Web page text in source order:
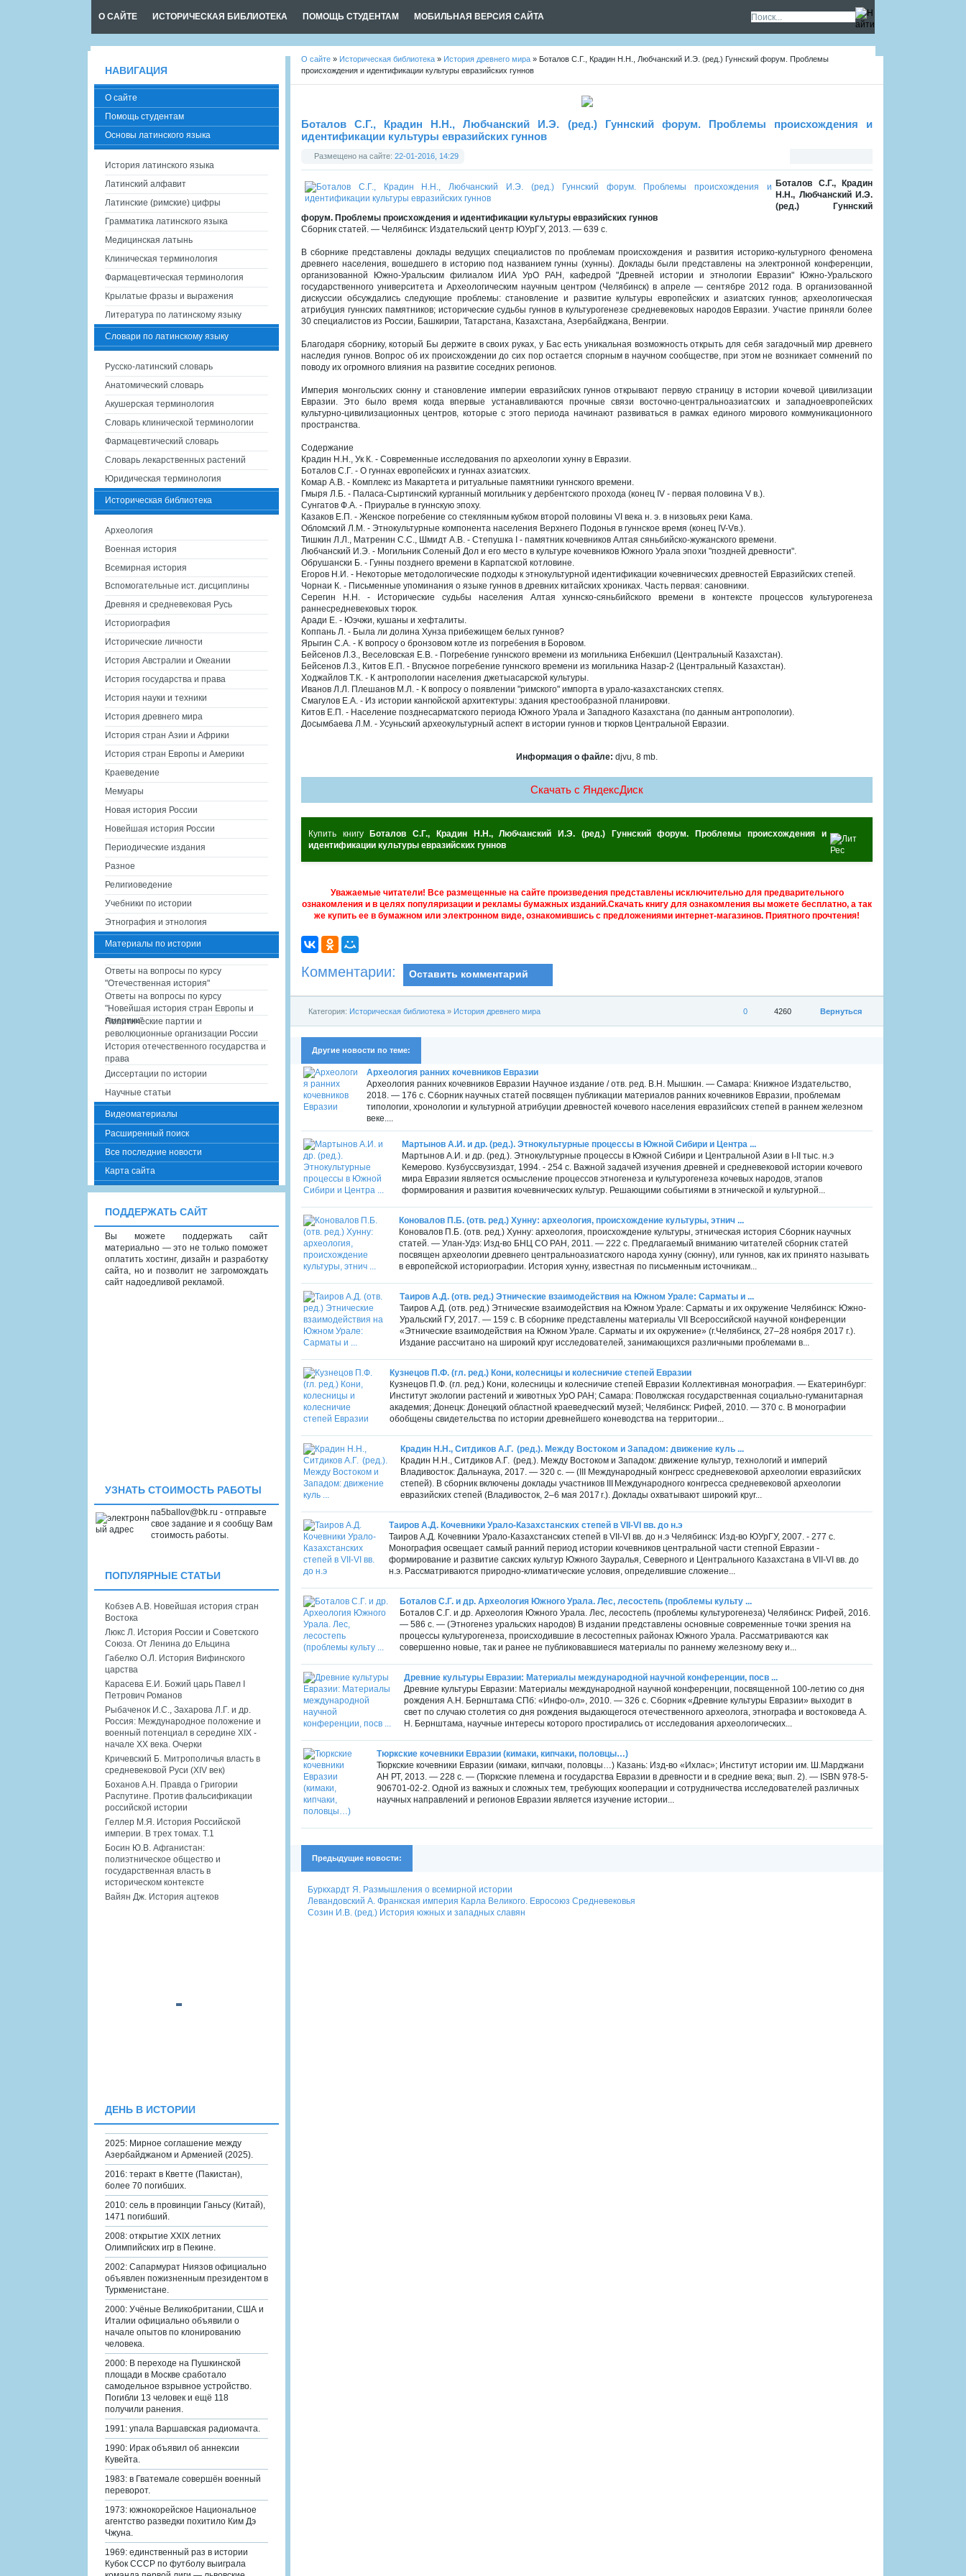
О САЙТЕ ИСТОРИЧЕСКАЯ БИБЛИОТЕКА ПОМОЩЬ СТУДЕНТАМ МОБИЛЬНАЯ ВЕРСИЯ САЙТА
О сайте » Историческая библиотека » История древнего мира » Боталов С.Г., Крадин Н.Н., Любчанский И.Э. (ред.) Гуннский форум. Проблемы
происхождения и идентификации культуры евразийских гуннов
Боталов С.Г., Крадин Н.Н., Любчанский И.Э. (ред.) Гуннский форум. Проблемы происхождения и
идентификации культуры евразийских гуннов
Размещено на сайте: 22-01-2016, 14:29
Боталов С.Г., Крадин
Н.Н., Любчанский И.Э.
(ред.) Гуннский
форум. Проблемы происхождения и идентификации культуры евразийских гуннов
Сборник статей. — Челябинск: Издательский центр ЮУрГУ, 2013. — 639 с.
В сборнике представлены доклады ведущих специалистов по проблемам происхождения и развития историко-культурного феномена
древнего населения, вошедшего в историю под названием гунны (хунны). Доклады были представлены на электронной конференции,
организованной Южно-Уральским филиалом ИИА УрО РАН, кафедрой "Древней истории и этнологии Евразии" Южно-Уральского
государственного университета и Археологическим научным центром (Челябинск) в апреле — сентябре 2012 года. В организованной
дискуссии обсуждались следующие проблемы: становление и развитие культуры европейских и азиатских гуннов; археологическая
атрибуция гуннских памятников; исторические судьбы гуннов в культурогенезе средневековых народов Евразии. Участие приняли более
30 специалистов из России, Башкирии, Татарстана, Казахстана, Азербайджана, Венгрии.
Благодаря сборнику, который Бы держите в своих руках, у Бас есть уникальная возможность открыть для себя загадочный мир древнего
наследия гуннов. Вопрос об их происхождении до сих пор остается спорным в научном сообществе, при этом не возникает сомнений по
поводу их огромного влияния на развитие соседних регионов.
Империя монгольских сюнну и становление империи евразийских гуннов открывают первую страницу в истории кочевой цивилизации
Евразии. Это было время когда впервые устанавливаются прочные связи восточно-центральноазиатских и западноевропейских
культурно-цивилизационных центров, которые с этого периода начинают развиваться в рамках единого мирового коммуникационного
пространства.
Содержание
Крадин Н.Н., Ук К. - Современные исследования по археологии хунну в Евразии.
Боталов С.Г. - О гуннах европейских и гуннах азиатских.
Комар А.В. - Комплекс из Макартета и ритуальные памятники гуннского времени.
Гмыря Л.Б. - Паласа-Сыртинский курганный могильник у дербентского прохода (конец IV - первая половина V в.).
Сунгатов Ф.А. - Приуралье в гуннскую эпоху.
Казаков Е.П. - Женское погребение со стеклянным кубком второй половины VI века н. э. в низовьях реки Кама.
Обломский Л.М. - Этнокультурные компонента населения Верхнего Подонья в гуннское время (конец IV-Vв.).
Тишкин Л.Л., Матренин С.С., Шмидт А.В. - Степушка I - памятник кочевников Алтая сяньбийско-жужанского времени.
Любчанский И.Э. - Могильник Соленый Дол и его место в культуре кочевников Южного Урала эпохи "поздней древности".
Обрушански Б. - Гунны позднего времени в Карпатской котловине.
Егоров Н.И. - Некоторые методологические подходы к этнокультурной идентификации кочевнических древностей Евразийских степей.
Чорнаи К. - Письменные упоминания о языке гуннов в древних китайских хрониках. Часть первая: сановники.
Серегин Н.Н. - Исторические судьбы населения Алтая хуннско-сяньбийского времени в контексте процессов культурогенеза
раннесредневековых тюрок.
Аради Е. - Юэчжи, кушаны и хефталиты.
Коппань Л. - Была ли долина Хунза прибежищем белых гуннов?
Ярыгин С.А. - К вопросу о бронзовом котле из погребения в Боровом.
Бейсенов Л.З., Веселовская Е.В. - Погребение гуннского времени из могильника Енбекшил (Центральный Казахстан).
Бейсенов Л.З., Китов Е.П. - Впускное погребение гуннского времени из могильника Назар-2 (Центральный Казахстан).
Ходжайлов Т.К. - К антропологии населения джетыасарской культуры.
Иванов Л.Л. Плешанов М.Л. - К вопросу о появлении "римского" импорта в урало-казахстанских степях.
Смагулов Е.А. - Из истории кангюйской архитектуры: здания крестообразной планировки.
Китов Е.П. - Население позднесарматского периода Южного Урала и Западного Казахстана (по данным антропологии).
Досымбаева Л.М. - Усуньский археокультурный аспект в истории гуннов и тюрков Центральной Евразии.
Информация о файле: djvu, 8 mb.
Скачать c ЯндексДиск
Купить книгуБоталов С.Г., Крадин Н.Н., Любчанский И.Э. (ред.) Гуннский форум. Проблемы происхождения и
идентификации культуры евразийских гуннов
Уважаемые читатели! Все размещенные на сайте произведения представлены исключительно для предварительного
ознакомления и в целях популяризации и рекламы бумажных изданий.Скачать книгу для ознакомления вы можете бесплатно, а так
же купить ее в бумажном или электронном виде, ознакомившись с предложениями интернет-магазинов. Приятного прочтения!
Комментарии: Оставить комментарий
Вернуться
4260
0
Категория: Историческая библиотека » История древнего мира
Другие новости по теме:
Археология ранних кочевников Евразии
Археология ранних кочевников Евразии Научное издание / отв. ред. В.Н. Мышкин. — Самара: Книжное Издательство,
2018. — 176 с. Сборник научных статей посвящен публикации материалов ранних кочевников Евразии, проблемам
типологии, хронологии и культурной атрибуции древностей кочевого населения евразийских степей в раннем железном
веке....
Мартынов А.И. и др. (ред.). Этнокультурные процессы в Южной Сибири и Центра ...
Мартынов А.И. и др. (ред.). Этнокультурные процессы в Южной Сибири и Центральной Азии в I-II тыс. н.э
Кемерово. Кузбуссвузиздат, 1994. - 254 с. Важной задачей изучения древней и средневековой истории кочевого
мира Евразии является осмысление процессов этногенеза и культурогенеза кочевых народов, этапов
формирования и развития кочевнических культур. Решающими событиями в этнической и культурной...
Коновалов П.Б. (отв. ред.) Хунну: археология, происхождение культуры, этнич ...
Коновалов П.Б. (отв. ред.) Хунну: археология, происхождение культуры, этническая история Сборник научных
статей. — Улан-Удэ: Изд-во БНЦ СО РАН, 2011. — 222 с. Предлагаемый вниманию читателей сборник статей
посвящен археологии древнего центральноазиатского народа хунну (сюнну), или гуннов, как их принято называть
в европейской историографии. История хунну, известная по письменным источникам...
Таиров А.Д. (отв. ред.) Этнические взаимодействия на Южном Урале: Сарматы и ...
Таиров А.Д. (отв. ред.) Этнические взаимодействия на Южном Урале: Сарматы и их окружение Челябинск: Южно-
Уральский ГУ, 2017. — 159 с. В сборнике представлены материалы VII Всероссийской научной конференции
«Этнические взаимодействия на Южном Урале. Сарматы и их окружение» (г.Челябинск, 27–28 ноября 2017 г.).
Издание рассчитано на широкий круг исследователей, занимающихся различными проблемами в...
Кузнецов П.Ф. (гл. ред.) Кони, колесницы и колесничие степей Евразии
Кузнецов П.Ф. (гл. ред.) Кони, колесницы и колесничие степей Евразии Коллективная монография. — Екатеринбург:
Институт экологии растений и животных УрО РАН; Самара: Поволжская государственная социально-гуманитарная
академия; Донецк: Донецкий областной краеведческий музей; Челябинск: Рифей, 2010. — 370 с. В монографии
обобщены свидетельства по истории древнейшего коневодства на территории...
Крадин Н.Н., Ситдиков А.Г. (ред.). Между Востоком и Западом: движение куль ...
Крадин Н.Н., Ситдиков А.Г. (ред.). Между Востоком и Западом: движение культур, технологий и империй
Владивосток: Дальнаука, 2017. — 320 с. — (III Международный конгресс средневековой археологии евразийских
степей). В сборник включены доклады участников III Международного конгресса средневековой археологии
евразийских степей (Владивосток, 2–6 мая 2017 г.). Доклады охватывают широкий круг...
Таиров А.Д. Кочевники Урало-Казахстанских степей в VII-VI вв. до н.э
Таиров А.Д. Кочевники Урало-Казахстанских степей в VII-VI вв. до н.э Челябинск: Изд-во ЮУрГУ, 2007. - 277 с.
Монография освещает самый ранний период истории кочевников центральной части степной Евразии -
формирование и развитие сакских культур Южного Зауралья, Северного и Центрального Казахстана в VII-VI вв. до
н.э. Рассматриваются природно-климатические условия, определившие сложение...
Боталов С.Г. и др. Археология Южного Урала. Лес, лесостепь (проблемы культу ...
Боталов С.Г. и др. Археология Южного Урала. Лес, лесостепь (проблемы культурогенеза) Челябинск: Рифей, 2016.
— 586 с. — (Этногенез уральских народов) В издании представлены основные современные точки зрения на
процессы культурогенеза, происходившие в лесостепных районах Южного Урала. Рассматриваются как
совершенно новые, так и ранее не публиковавшиеся материалы по раннему железному веку и...
Древние культуры Евразии: Материалы международной научной конференции, посв ...
Древние культуры Евразии: Материалы международной научной конференции, посвященной 100-летию со дня
рождения А.Н. Бернштама CПб: «Инфо-ол», 2010. — 326 с. Сборник «Древние культуры Евразии» выходит в
свет по случаю столетия со дня рождения выдающегося отечественного археолога, этнографа и востоковеда А.
Н. Бернштама, научные интересы которого простирались от исследования археологических...
Тюркские кочевники Евразии (кимаки, кипчаки, половцы…)
Тюркские кочевники Евразии (кимаки, кипчаки, половцы…) Казань: Изд-во «Ихлас»; Институт истории им. Ш.Марджани
АН РТ, 2013. — 228 с. — (Тюркские племена и государства Евразии в древности и в средние века; вып. 2). — ISBN 978-5-
906701-02-2. Одной из важных и сложных тем, требующих кооперации и сотрудничества исследователей различных
научных направлений и регионов Евразии является изучение истории...
Предыдущие новости:
Буркхардт Я. Размышления о всемирной истории
Левандовский А. Франкская империя Карла Великого. Евросоюз Средневековья
Созин И.В. (ред.) История южных и западных славян
НАВИГАЦИЯ
О сайте
Помощь студентам
Основы латинского языка
История латинского языка
Латинский алфавит
Латинские (римские) цифры
Грамматика латинского языка
Медицинская латынь
Клиническая терминология
Фармацевтическая терминология
Крылатые фразы и выражения
Литература по латинскому языку
Словари по латинскому языку
Русско-латинский словарь
Анатомический словарь
Акушерская терминология
Словарь клинической терминологии
Фармацевтический словарь
Словарь лекарственных растений
Юридическая терминология
Историческая библиотека
Археология
Военная история
Всемирная история
Вспомогательные ист. дисциплины
Древняя и средневековая Русь
Историография
Исторические личности
История Австралии и Океании
История государства и права
История науки и техники
История древнего мира
История стран Азии и Африки
История стран Европы и Америки
Краеведение
Мемуары
Новая история России
Новейшая история России
Периодические издания
Разное
Религиоведение
Учебники по истории
Этнография и этнология
Материалы по истории
Ответы на вопросы по курсу
"Отечественная история"
Ответы на вопросы по курсу
"Новейшая история стран Европы и
Америки"
Политические партии и
революционные организации России
История отечественного государства и
права
Диссертации по истории
Научные статьи
Видеоматериалы
Расширенный поиск
Все последние новости
Карта сайта
ПОДДЕРЖАТЬ САЙТ
Вы можете поддержать сайт
материально — это не только поможет
оплатить хостинг, дизайн и разработку
сайта, но и позволит не загромождать
сайт надоедливой рекламой.
УЗНАТЬ СТОИМОСТЬ РАБОТЫ
na5ballov@bk.ru - отправьте
свое задание и я сообщу Вам
стоимость работы.
ПОПУЛЯРНЫЕ СТАТЬИ
Кобзев А.В. Новейшая история стран
Востока
Люкс Л. История России и Советского
Союза. От Ленина до Ельцина
Габелко О.Л. История Вифинского
царства
Карасева Е.И. Божий царь Павел I
Петрович Романов
Рыбаченок И.С., Захарова Л.Г. и др.
Россия: Международное положение и
военный потенциал в середине XIX -
начале XX века. Очерки
Кричевский Б. Митрополичья власть в
средневековой Руси (XIV век)
Боханов А.Н. Правда о Григории
Распутине. Против фальсификации
российской истории
Геллер М.Я. История Российской
империи. В трех томах. Т.1
Босин Ю.В. Афганистан:
полиэтническое общество и
государственная власть в
историческом контексте
Вайян Дж. История ацтеков
ДЕНЬ В ИСТОРИИ
2025: Мирное соглашение между
Азербайджаном и Арменией (2025).
2016: теракт в Кветте (Пакистан),
более 70 погибших.
2010: сель в провинции Ганьсу (Китай),
1471 погибший.
2008: открытие XXIX летних
Олимпийских игр в Пекине.
2002: Сапармурат Ниязов официально
объявлен пожизненным президентом в
Туркменистане.
2000: Учёные Великобритании, США и
Италии официально объявили о
начале опытов по клонированию
человека.
2000: В переходе на Пушкинской
площади в Москве сработало
самодельное взрывное устройство.
Погибли 13 человек и ещё 118
получили ранения.
1991: упала Варшавская радиомачта.
1990: Ирак объявил об аннексии
Кувейта.
1983: в Гватемале совершён военный
переворот.
1973: южнокорейское Национальное
агентство разведки похитило Ким Дэ
Чжуна.
1969: единственный раз в истории
Кубок СССР по футболу выиграла